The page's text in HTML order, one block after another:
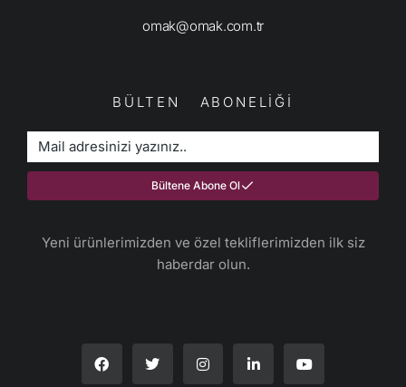
omak@omak.com.tr
BÜLTEN ABONELİĞİ
Bültene Abone Ol
Yeni ürünlerimizden ve özel tekliflerimizden ilk siz
haberdar olun.​